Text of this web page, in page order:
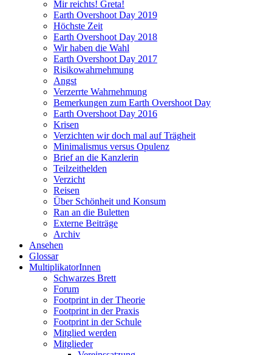
Mir reichts! Greta!
Earth Overshoot Day 2019
Höchste Zeit
Earth Overshoot Day 2018
Wir haben die Wahl
Earth Overshoot Day 2017
Risikowahrnehmung
Angst
Verzerrte Wahrnehmung
Bemerkungen zum Earth Overshoot Day
Earth Overshoot Day 2016
Krisen
Verzichten wir doch mal auf Trägheit
Minimalismus versus Opulenz
Brief an die Kanzlerin
Teilzeithelden
Verzicht
Reisen
Über Schönheit und Konsum
Ran an die Buletten
Externe Beiträge
Archiv
Ansehen
Glossar
MultiplikatorInnen
Schwarzes Brett
Forum
Footprint in der Theorie
Footprint in der Praxis
Footprint in der Schule
Mitglied werden
Mitglieder